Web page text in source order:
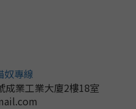
奴專線
成業工業大廈2樓18室